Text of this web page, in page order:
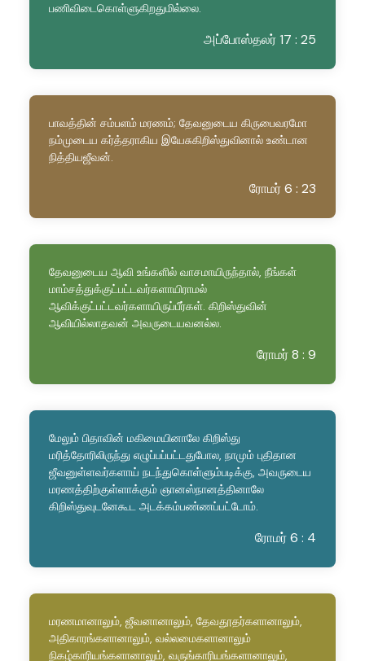
பணிவிடைகொள்ளுகிறதுமில்லை.
அப்போஸ்தலர் 17 : 25
பாவத்தின் சம்பளம் மரணம்; தேவனுடைய கிருபைவரமோ
நம்முடைய கர்த்தராகிய இயேசுகிறிஸ்துவினால் உண்டான
நித்தியஜீவன்.
ரோமர் 6 : 23
தேவனுடைய ஆவி உங்களில் வாசமாயிருந்தால், நீங்கள்
மாம்சத்துக்குட்பட்டவர்களாயிராமல்
ஆவிக்குட்பட்டவர்களாயிருப்பீர்கள். கிறிஸ்துவின்
ஆவியில்லாதவன் அவருடையவனல்ல.
ரோமர் 8 : 9
மேலும் பிதாவின் மகிமையினாலே கிறிஸ்து
மரித்தோரிலிருந்து எழுப்பப்பட்டதுபோல, நாமும் புதிதான
ஜீவனுள்ளவர்களாய் நடந்துகொள்ளும்படிக்கு, அவருடைய
மரணத்திற்குள்ளாக்கும் ஞானஸ்நானத்தினாலே
கிறிஸ்துவுடனேகூட அடக்கம்பண்ணப்பட்டோம்.
ரோமர் 6 : 4
மரணமானாலும், ஜீவனானாலும், தேவதூதர்களானாலும்,
அதிகாரங்களானாலும், வல்லமைகளானாலும்
நிகழ்காரியங்களானாலும், வருங்காரியங்களானாலும்,